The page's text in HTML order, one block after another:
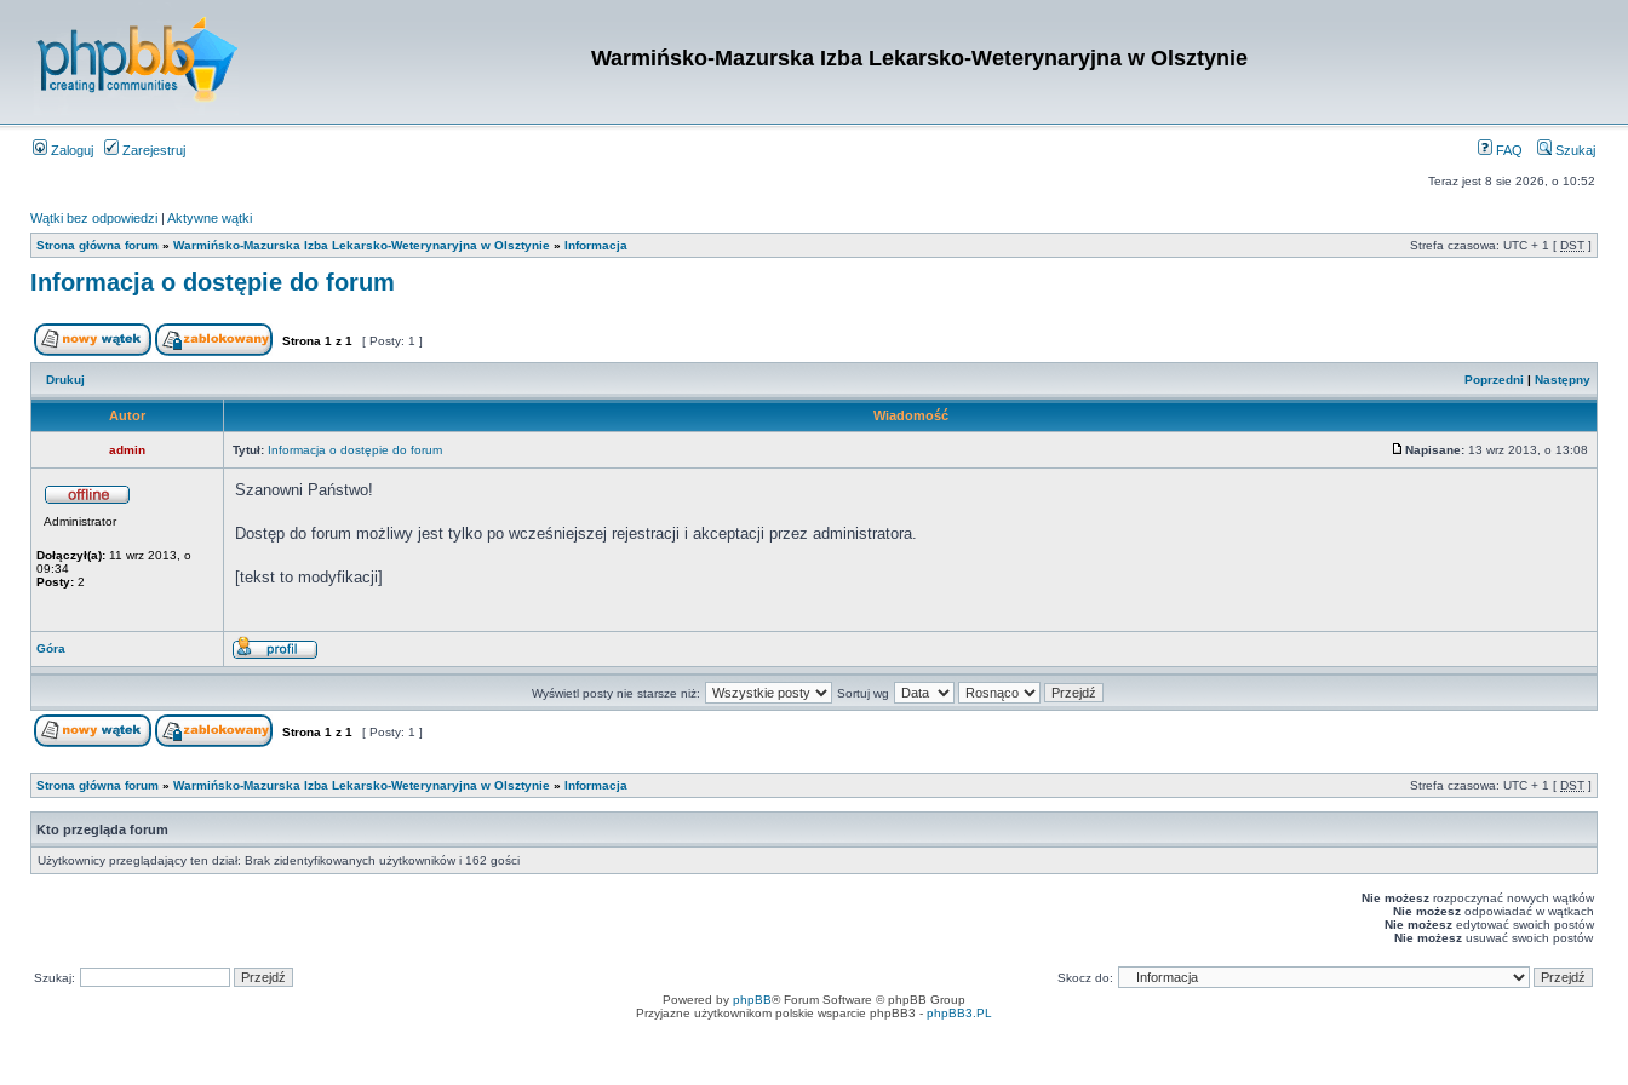
Warmińsko-Mazurska Izba Lekarsko-Weterynaryjna w Olsztynie
Zaloguj Zarejestruj FAQ Szukaj
Teraz jest 8 sie 2026, o 10:52
Wątki bez odpowiedzi | Aktywne wątki
Strona główna forum » Warmińsko-Mazurska Izba Lekarsko-Weterynaryjna w Olsztynie » Informacja Strefa czasowa: UTC + 1 [ DST ]
Informacja o dostępie do forum
Strona 1 z 1 [ Posty: 1 ]
Drukuj Poprzedni | Następny
Autor Wiadomość
admin Tytuł: Informacja o dostępie do forum Napisane: 13 wrz 2013, o 13:08
Administrator
Dołączył(a): 11 wrz 2013, o
09:34
Posty: 2
Szanowni Państwo!
Dostęp do forum możliwy jest tylko po wcześniejszej rejestracji i akceptacji przez administratora.
[tekst to modyfikacji]
Góra
Wyświetl posty nie starsze niż: Sortuj wg
Strona 1 z 1 [ Posty: 1 ]
Strona główna forum » Warmińsko-Mazurska Izba Lekarsko-Weterynaryjna w Olsztynie » Informacja Strefa czasowa: UTC + 1 [ DST ]
Kto przegląda forum
Użytkownicy przeglądający ten dział: Brak zidentyfikowanych użytkowników i 162 gości
Nie możesz rozpoczynać nowych wątków
Nie możesz odpowiadać w wątkach
Nie możesz edytować swoich postów
Nie możesz usuwać swoich postów
Szukaj:
Skocz do:
Powered by phpBB® Forum Software © phpBB Group
Przyjazne użytkownikom polskie wsparcie phpBB3 - phpBB3.PL